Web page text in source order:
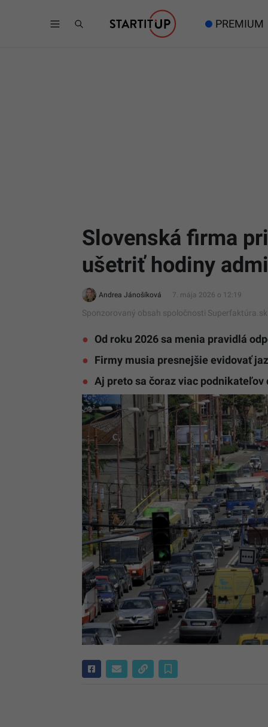
PREMIUM
Slovenská firma
ušetriť hodiny
Andrea Jánošíková 7. mája 2026 o 12:19
Sponzorovaný obsah spoločnosti Superfaktúra.sk
Od roku 2026 sa menia pravidlá
Firmy musia presnejšie evidovať
Aj preto sa čoraz viac